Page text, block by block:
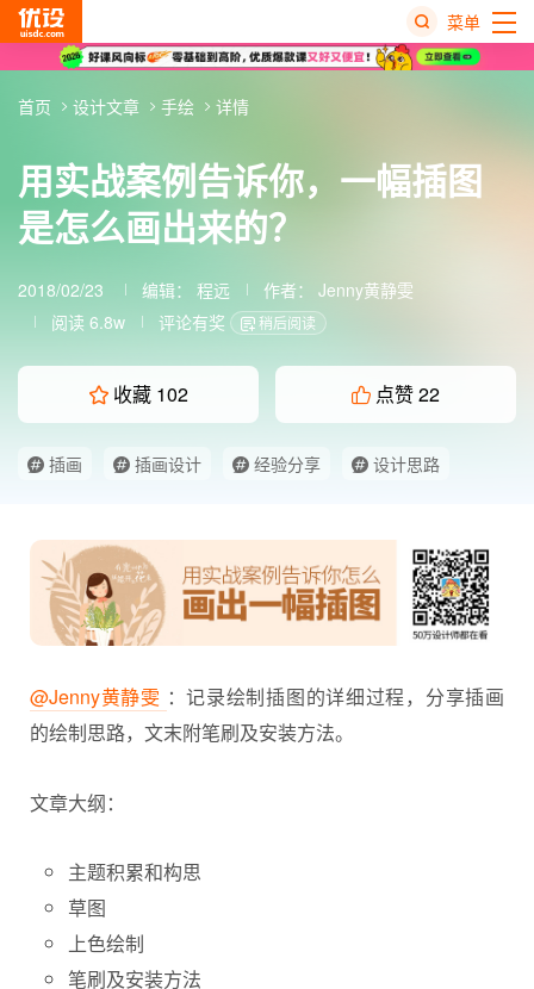
菜单
用实战案例告诉你，一幅插图
是怎么画出来的？
2018/02/23 编辑： 程远 作者： Jenny黄静雯
阅读 6.8w
评论有奖 稍后阅读
收藏 102 点赞22
插画 插画设计 经验分享
设计思路
首页 设计文章 手绘 详情
@Jenny黄静雯 ：记录绘制插图的详细过程，分享插画
的绘制思路，文末附笔刷及安装方法。
文章大纲：
主题积累和构思
草图
上色绘制
笔刷及安装方法